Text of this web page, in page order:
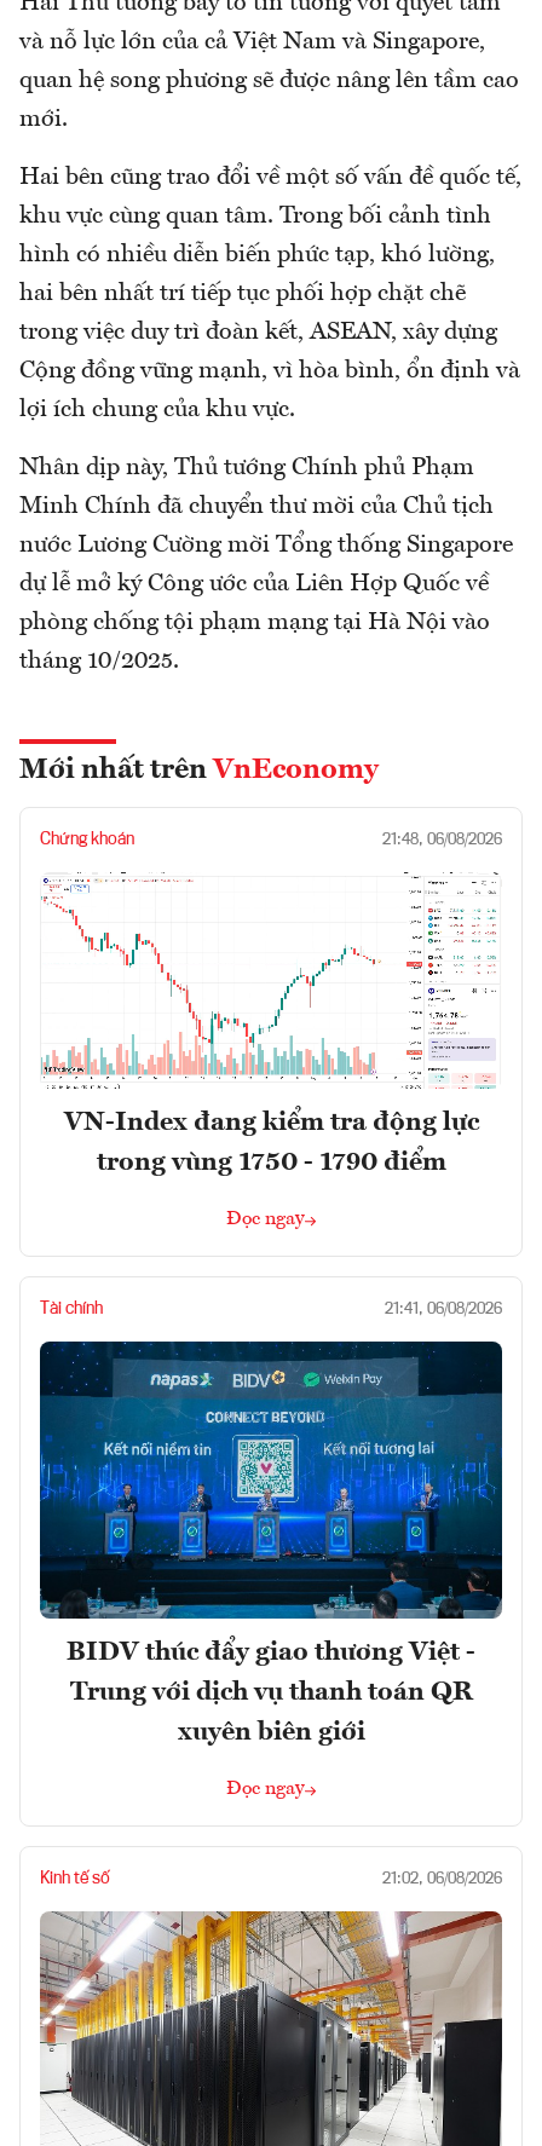
và nỗ lực lớn của cả Việt Nam và Singapore,
quan hệ song phương sẽ được nâng lên tầm cao
mới.
Hai bên cũng trao đổi về một số vấn đề quốc tế,
khu vực cùng quan tâm. Trong bối cảnh tình
hình có nhiều diễn biến phức tạp, khó lường,
hai bên nhất trí tiếp tục phối hợp chặt chẽ
trong việc duy trì đoàn kết, ASEAN, xây dựng
Cộng đồng vững mạnh, vì hòa bình, ổn định và
lợi ích chung của khu vực.
Nhân dịp này, Thủ tướng Chính phủ Phạm
Minh Chính đã chuyển thư mời của Chủ tịch
nước Lương Cường mời Tổng thống Singapore
dự lễ mở ký Công ước của Liên Hợp Quốc về
phòng chống tội phạm mạng tại Hà Nội vào
tháng 10/2025.
Mới nhất trên VnEconomy
Chứng khoán 21:48, 06/08/2026
VN-Index đang kiểm tra động lực
trong vùng 1750 - 1790 điểm
Đọc ngay
Tài chính 21:41, 06/08/2026
BIDV thúc đẩy giao thương Việt -
Trung với dịch vụ thanh toán QR
xuyên biên giới
Đọc ngay
Kinh tế số 21:02, 06/08/2026